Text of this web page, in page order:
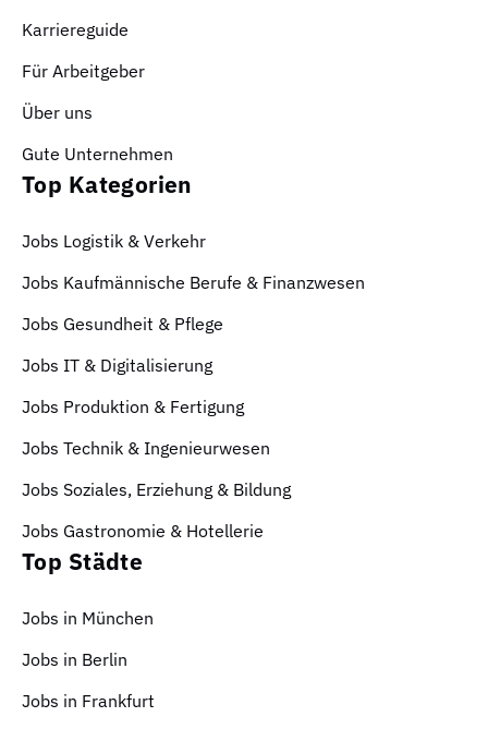
Karriereguide
Für Arbeitgeber
Über uns
Gute Unternehmen
Top Kategorien
Jobs Logistik & Verkehr
Jobs Kaufmännische Berufe & Finanzwesen
Jobs Gesundheit & Pflege
Jobs IT & Digitalisierung
Jobs Produktion & Fertigung
Jobs Technik & Ingenieurwesen
Jobs Soziales, Erziehung & Bildung
Jobs Gastronomie & Hotellerie
Top Städte
Jobs in München
Jobs in Berlin
Jobs in Frankfurt